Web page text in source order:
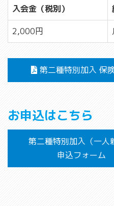
入会金（税別）
2,000円
第二種特別加入 保
お申込はこちら
第二種特別加入（一人
申込フォーム